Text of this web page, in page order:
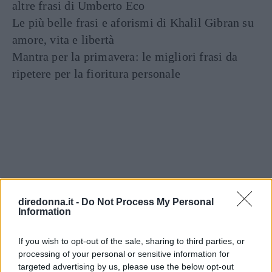
diredonna.it - Do Not Process My Personal
Information
If you wish to opt-out of the sale, sharing to third parties, or
processing of your personal or sensitive information for
targeted advertising by us, please use the below opt-out
altre frasi di Umberto Eco
Le più belle frasi e aforismi di Khalil Gibran su
amore, vita e libertà
Mantra per la primavera: le migliori frasi da
ripetere per la fioritura personale
Articolia tema